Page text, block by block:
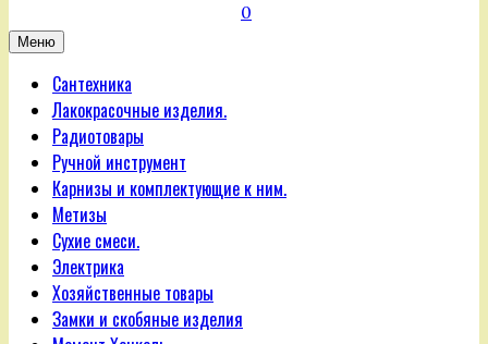
0
Меню
Сантехника
Лакокрасочные изделия.
Радиотовары
Ручной инструмент
Карнизы и комплектующие к ним.
Метизы
Сухие смеси.
Электрика
Хозяйственные товары
Замки и скобяные изделия